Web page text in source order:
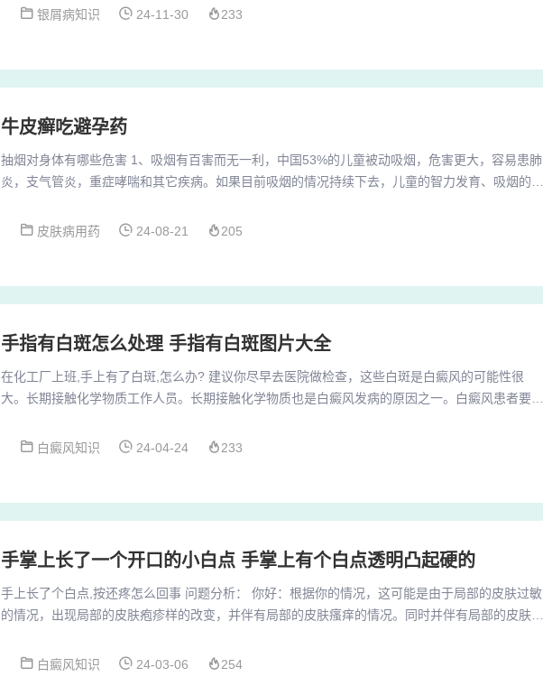
发现过敏物质，并尽量避免在正常时间接触。2、目前主流的过敏源检测方法为：皮肤过敏源检测
银屑病知识 24-11-30 233
牛皮癣吃避孕药
抽烟对身体有哪些危害 1、吸烟有百害而无一利，中国53%的儿童被动吸烟，危害更大，容易患肺
炎，支气管炎，重症哮喘和其它疾病。如果目前吸烟的情况持续下去，儿童的智力发育、吸烟的家
要诱因，统计资料表明，冠心病和高血压病患者中75%有吸烟史。烟雾中的尼古丁和一氧化碳是公
皮肤病用药 24-08-21 205
手指有白斑怎么处理 手指有白斑图片大全
在化工厂上班,手上有了白斑,怎么办? 建议你尽早去医院做检查，这些白斑是白癜风的可能性很
大。长期接触化学物质工作人员。长期接触化学物质也是白癜风发病的原因之一。白癜风患者要注
见于化妆品、消毒剂、橡胶制品中，使用要慎重，染发剂中含有苯胺类物质，不宜使用。你好，长
白癜风知识 24-04-24 233
手掌上长了一个开口的小白点 手掌上有个白点透明凸起硬的
手上长了个白点,按还疼怎么回事 问题分析： 你好：根据你的情况，这可能是由于局部的皮肤过敏
的情况，出现局部的皮肤疱疹样的改变，并伴有局部的皮肤瘙痒的情况。同时并伴有局部的皮肤疼
谢障碍问题。如果手指有局部的.膨隆、肿胀，多考虑是由关节炎、骨关节结核、腱鞘炎、软骨瘤、
白癜风知识 24-03-06 254